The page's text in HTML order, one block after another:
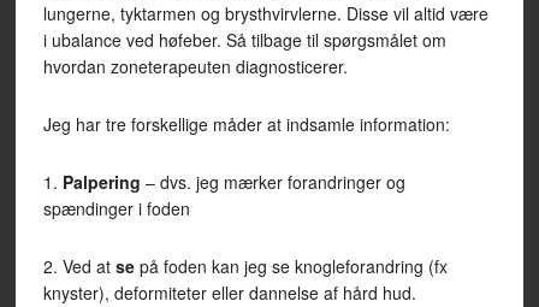
lungerne, tyktarmen og brysthvirvlerne. Disse vil altid være
i ubalance ved høfeber. Så tilbage til spørgsmålet om
hvordan zoneterapeuten diagnosticerer.
Jeg har tre forskellige måder at indsamle information:
1. Palpering – dvs. jeg mærker forandringer og
spændinger i foden
2. Ved at sepå foden kan jeg se knogleforandring (fx
knyster), deformiteter eller dannelse af hård hud.